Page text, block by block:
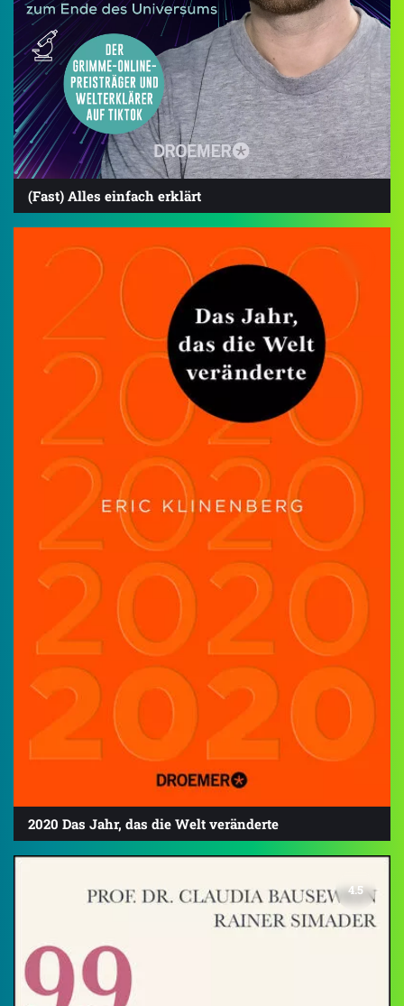
(Fast) Alles einfach erklärt
2020 Das Jahr, das die Welt veränderte
4.5